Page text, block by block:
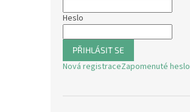
Heslo
PŘIHLÁSIT SE
Nová registraceZapomenuté heslo